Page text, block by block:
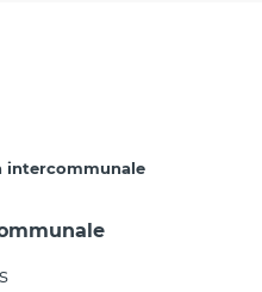
intercommunale